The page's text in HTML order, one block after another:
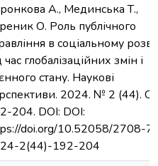
А., Мединська Т.,
О. Роль публічного
в соціальному
час глобалізаційних змін і
стану. Наукові
2024. № 2 (44). С.
204. DOI: DOI:
doi.org/10.52058/2708-
2(44)-192-204